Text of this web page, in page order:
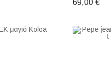
69,00 €